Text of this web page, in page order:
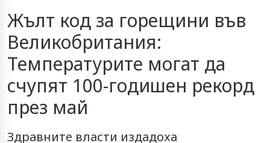
Жълт код за горещини във
Великобритания:
Температурите могат да
счупят 100-годишен рекорд
през май
Здравните власти издадоха